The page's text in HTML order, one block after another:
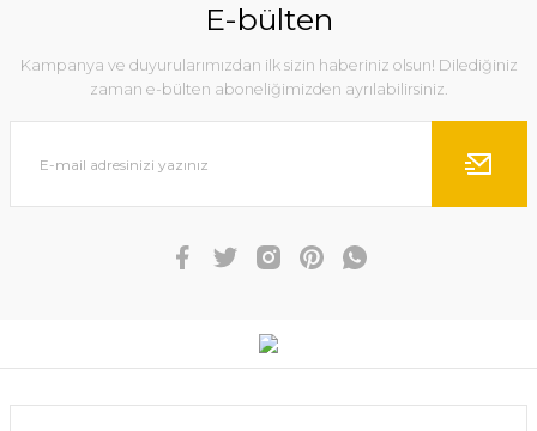
E-bülten
Kampanya ve duyurularımızdan ilk sizin haberiniz olsun! Dilediğiniz
zaman e-bülten aboneliğimizden ayrılabilirsiniz.